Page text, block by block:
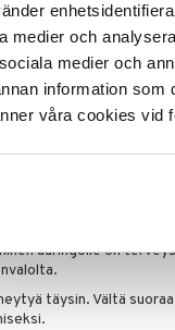
medier och
medier och
information som
våra cookies vid
liipaisinsuihkeena -
on 63%
hyvin.
ja usein.
liian pitkään
auringolle on
täysin. Vältä